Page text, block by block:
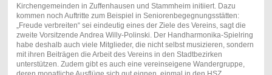
Kirchengemeinden in Zuffenhausen und Stammheim initiiert. Dazu
kommen noch Auftritte zum Beispiel in Seniorenbegegnungsstätten:
„Freude verbreiten“ sei eindeutig eines der Ziele des Vereins, sagt die
zweite Vorsitzende Andrea Willy-Polinski. Der Handharmonika-Spielring
habe deshalb auch viele Mitglieder, die nicht selbst musizieren, sondern
mit ihren Beiträgen die Arbeit des Vereins in den Stadtbezirken
unterstützen. Zudem gibt es auch eine vereinseigene Wandergruppe,